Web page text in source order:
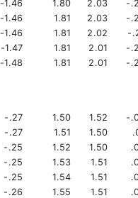
-1.46 1.80 2.03
-
-1.46 1.81 2.03
-
-1.46 1.81 2.02
-
-1.47 1.81 2.01
-
-1.48 1.81 2.01 -
-.27 1.50 1.52
-
-.27 1.51 1.50
-.25 1.52 1.50
-.25 1.53 1.51
-.25 1.54 1.51
-.26 1.55 1.51